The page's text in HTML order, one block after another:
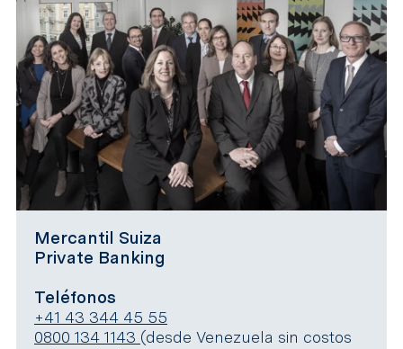
Mercantil Suiza
Private Banking
Teléfonos
+41 43 344 45 55
0800 134 1143 (desde Venezuela sin costos